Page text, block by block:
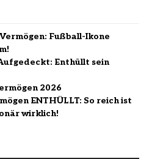
Fußball-Ikone
Enthüllt sein
2026
ENTHÜLLT: So reich ist
wirklich!